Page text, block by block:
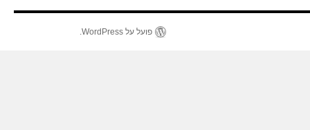
פועל על WordPress.